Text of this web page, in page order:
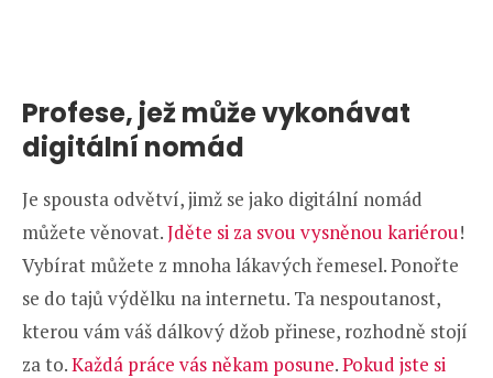
Profese, jež může vykonávat
digitální nomád
Je spousta odvětví, jimž se jako digitální nomád
můžete věnovat.Jděte si za svou vysněnou kariérou!
Vybírat můžete z mnoha lákavých řemesel. Ponořte
se do tajů výdělku na internetu. Ta nespoutanost,
kterou vám váš dálkový džob přinese, rozhodně stojí
za to.Každá práce vás někam posune.Pokud jste si